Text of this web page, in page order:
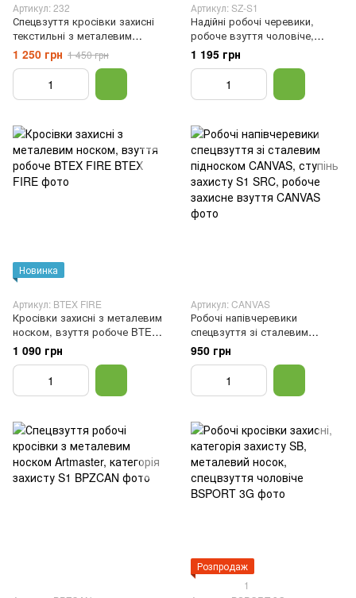
Артикул: 232
Спецвзуття кросівки захисні
текстильні з металевим
підноском Urgent 232, 41
1 250 грн 1 450 грн
Артикул: SZ-S1
Надійні робочі черевики,
робоче взуття чоловіче,
металевий носок, Чорний, 40
1 195 грн
Новинка
Артикул: BTEX FIRE
Кросівки захисні з металевим
носком, взуття робоче BTEX
FIRE, 40
1 090 грн
Артикул: CANVAS
Робочі напівчеревики
спецвзуття зі сталевим
підноском CANVAS, ступінь
захисту S1 SRC, робоче
захисне взуття, Сірий, 40
950 грн
Розпродаж
1